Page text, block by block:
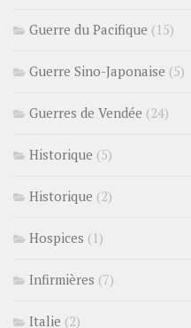
Guerre du Pacifique (15)
Guerre Sino-Japonaise (5)
Guerres de Vendée (24)
Historique (5)
Historique (2)
Hospices (1)
Infirmières (7)
Italie (2)